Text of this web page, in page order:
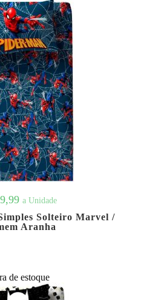
a Unidade
Solteiro Marvel /
Aranha
de estoque